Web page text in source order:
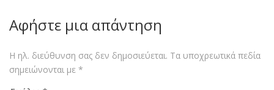
Αφήστε μια απάντηση
Η ηλ. διεύθυνση σας δεν δημοσιεύεται. Τα υποχρεωτικά πεδία
σημειώνονται με *